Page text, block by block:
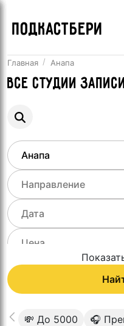
ПОДКАСТБЕРИ
Главная Анапа
ВсеСтудии
💸 До 5000 🎧